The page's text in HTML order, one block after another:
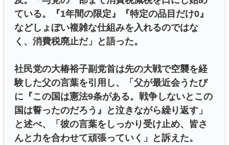
ている。『1年間の限定』『特定の品目だけ0』
などしょぼい複雑な仕組みを入れるのではな
く、消費税廃止だ」と語った。
社民党の大椿裕子副党首は先の大戦で空襲を経
験した父の言葉を引用し、「父が最近会うたび
に『この国は憲法9条がある。戦争しないとこの
国は誓ったのだろう』と泣きながら繰り返す」
と述べ、「彼の言葉をしっかり受け止め、皆さ
んと力を合わせて頑張っていく」と訴えた。